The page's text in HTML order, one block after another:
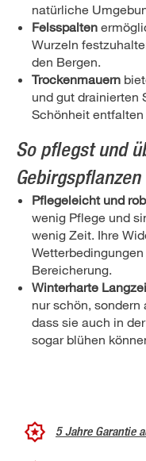
natürliche
Felsspalten
Wurzeln
den Bergen.
Trockenmauern
und gut drainierten
Schönheit entfalten
So pflegst und
Gebirgspflanzen
Pflegeleicht und
wenig Pflege und
wenig Zeit. Ihre
Bereicherung.
Winterharte
nur schön,
dass sie auch in
sogar blühen
5 Jahre Garantie